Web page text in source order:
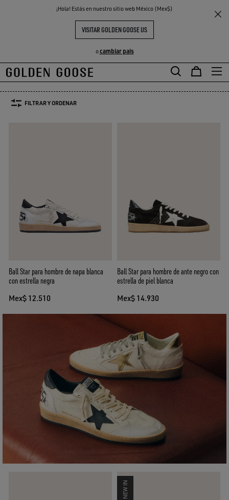
¡Hola! Estás en nuestro sitio web México (Mex$)
VISITAR GOLDEN GOOSE US
ocambiar pais
THE
COMMUNITY
Imprescindible
TENIS ESENCIALES HOMBRE
TALLA: 39 40
FILTRAR Y ORDENAR
Ball Star para hombre de napa blanca
con estrella negra
Mex$ 12.510
Ball Star para hombre de ante negro con
estrella de piel blanca
Mex$ 14.930
NEW IN